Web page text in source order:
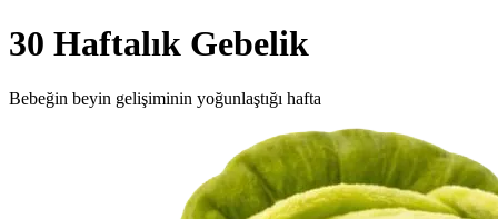
30 Haftalık Gebelik
Bebeğin beyin gelişiminin yoğunlaştığı hafta